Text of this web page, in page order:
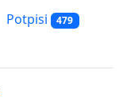
Potpisi 479